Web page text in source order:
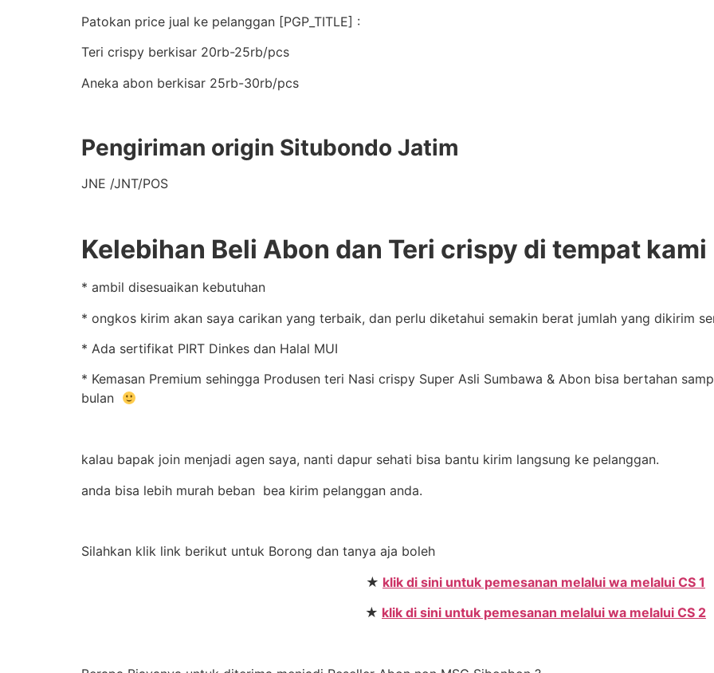
Patokan price jual ke pelanggan [PGP_TITLE] :
Teri crispy berkisar 20rb-25rb/pcs
Aneka abon berkisar 25rb-30rb/pcs
Pengiriman origin Situbondo Jatim
JNE /JNT/POS
Kelebihan Beli Abon dan Teri crispy di tempat kami
* ambil disesuaikan kebutuhan
* ongkos kirim akan saya carikan yang terbaik, dan perlu diketahui semakin berat jumlah yang dikirim
* Ada sertifikat PIRT Dinkes dan Halal MUI
* Kemasan Premium sehingga Produsen teri Nasi crispy Super Asli Sumbawa & Abon bisa bertahan
bulan
kalau bapak join menjadi agen saya, nanti dapur sehati bisa bantu kirim langsung ke pelanggan.
anda bisa lebih murah beban bea kirim pelanggan anda.
Silahkan klik link berikut untuk Borong dan tanya aja boleh
★ klik di sini untuk pemesanan melalui wa melalui CS 1
★ klik di sini untuk pemesanan melalui wa melalui CS 2